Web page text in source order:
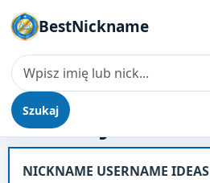
BestNickname
Szukaj
Nick - Sj
NICKNAME USERNAME IDEAS